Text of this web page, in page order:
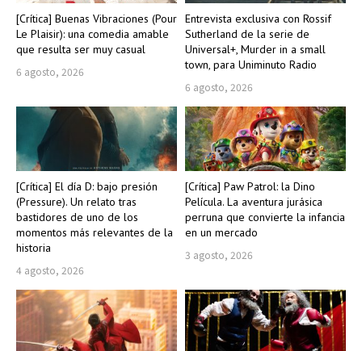
[Crítica] Buenas Vibraciones (Pour
Le Plaisir): una comedia amable
que resulta ser muy casual
6 agosto, 2026
Entrevista exclusiva con Rossif
Sutherland de la serie de
Universal+, Murder in a small
town, para Uniminuto Radio
6 agosto, 2026
[Crítica] El día D: bajo presión
(Pressure). Un relato tras
bastidores de uno de los
momentos más relevantes de la
historia
4 agosto, 2026
[Crítica] Paw Patrol: la Dino
Película. La aventura jurásica
perruna que convierte la infancia
en un mercado
3 agosto, 2026